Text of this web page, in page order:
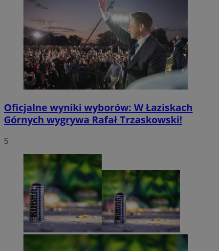
Oficjalne wyniki wyborów: W Łaziskach
Górnych wygrywa Rafał Trzaskowski!
5